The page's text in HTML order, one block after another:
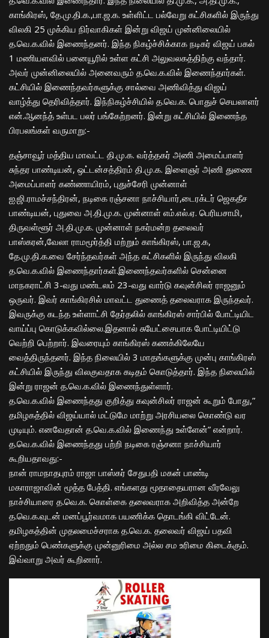
காங்கிரஸ், தே.மு.தி.க.,பா.ஜ.க. உள்ளிட்ட பல்வேறு கட்சிகளில் இருந்து
விலகி 25 முக்கிய நிர்வாகிகள் இன்று விஜய் முன்னிலையில்
த.வெ.க.வில் இணைந்தனர். இந்த நிகழ்ச்சிக்காக நடிகர் விஜய் பகல்
1 மணியளவில் பனையூரில் உள்ள கட்சி அலுவலகத்திற்கு வந்தார்.
அவர் முன்னிலையில் அனைவரும் த.வெ.க.வில் இணைந்தார்கள்.
கட்சியில் இணைந்தவர்களுக்கு சால்வை அணிவித்து விஜய்
வாழ்த்து தெரிவித்தார். இந்நிகழ்ச்சியில் த.வெ.க. பொதுச் செயலாளர்
என்.ஆனந்த் உள்பட பலர் பங்கேற்றனர். இன்று கட்சியில் இணைந்த
பிரபலங்கள் வருமாறு:-
தஞ்சாவூர் மத்திய மாவட்ட தி.மு.க. வர்த்தகர் அணி அமைப்பாளர்
சுந்தர பாண்டியன், ஒட்டன்சத்திரம் தி.மு.க. இளைஞர் அணி துணை
அமைப்பாளர் கண்ணாயிரம், புதுச்சேரி முன்னாள்
ஐ.ஜி.ராமச்சந்திரன், நடிகை ரஞ்சனா நாச்சியார்,டைரக்டர் ஜெகதீச
பாண்டியன், புதுவை அ.தி.மு.க. முன்னாள் எம்.எல்.ஏ. பெரியசாமி,
திருவள்ளூர் அ.தி.மு.க. முன்னாள் நகர்மன்ற தலைவர்
பாஸ்கரன்,வேலா ராமமூர்த்தி மற்றும் காங்கிரஸ், பா.ஜ.க,
தே.மு.தி.க.வை சேர்ந்தவர்கள் அந்த கட்சிகளில் இருந்து விலகி
த.வெ.க.வில் இணைந்தார்கள்.இணைந்தவர்களில் சென்னை
மாநகராட்சி 3-வது மண்டலம் 23-வது வார்டு கவுன்சிலர் ராஜனும்
ஒருவர். இவர் காங்கிரசில் மாவட்ட துணைத் தலைவராக இருந்தவர்.
இவருக்கு கடந்த உள்ளாட்சி தேர்தலில் காங்கிரஸ் சார்பில் போட்டியிட
வாய்ப்பு கொடுக்கவில்லை.இதனால் சுயேட்சையாக போட்டியிட்டு
வெற்றி பெற்றார். இவரையும் காங்கிரஸ் கணக்கிலேயே
வைத்திருந்தனர். இந்த நிலையில் 3 மாதங்களுக்கு முன்பு காங்கிரஸ்
கட்சியில் இருந்து விலகுவதாக கடிதம் கொடுத்தார். இந்த நிலையில்
இன்று ராஜன் த.வெ.க.வில் இணைந்துள்ளார்.
த.வெ.க.வில் இணைந்தது குறித்து கவுன்சிலர் ராஜன் கூறும் போது,”
தமிழகத்தில் விஜய்யால் மட்டுமே மாற்று அரசியலை கொண்டு வர
முடியும். எனவேதான் த.வெ.க.வில் இணைந்து உள்ளேன்” என்றார்.
த.வெ.க.வில் இணைந்தது பற்றி நடிகை ரஞ்சனா நாச்சியார்
கூறியதாவது:-
நான் ராமநாதபுரம் ராஜா பாஸ்கர் சேதுபதி மகன் பாண்டி
மகாராஜாவின் மூத்த பேத்தி. எங்களது மூதாதையரான வீரவேலு
நாச்சியாரை த.வெ.க. கொள்கை தலைவராக அறிவித்த அன்றே
த.வெ.க.வுடன் மனப்பூர்வமாக பயணிக்க தொடங்கி விட்டேன்.
தமிழகத்தின் முதலமைச்சராக த.வெ.க. தலைவர் விஜய் பதவி
ஏற்றதும் பெண்களுக்கு முன்னுரிமை அல்ல சம உரிமை கிடைக்கும்.
இவ்வாறு அவர் கூறினார்.